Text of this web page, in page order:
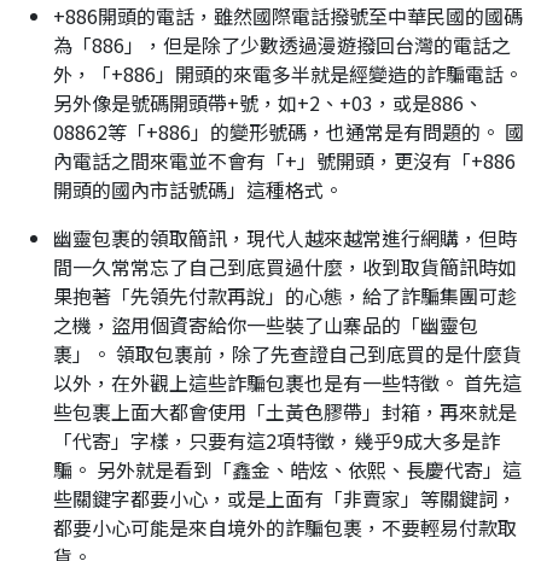
+886開頭的電話，雖然國際電話撥號至中華民國的國碼
為「886」，但是除了少數透過漫遊撥回台灣的電話之
外，「+886」開頭的來電多半就是經變造的詐騙電話。
另外像是號碼開頭帶+號，如+2、+03，或是886、
08862等「+886」的變形號碼，也通常是有問題的。 國
內電話之間來電並不會有「+」號開頭，更沒有「+886
開頭的國內市話號碼」這種格式。
幽靈包裹的領取簡訊，現代人越來越常進行網購，但時
間一久常常忘了自己到底買過什麼，收到取貨簡訊時如
果抱著「先領先付款再說」的心態，給了詐騙集團可趁
之機，盜用個資寄給你一些裝了山寨品的「幽靈包
裹」。 領取包裹前，除了先查證自己到底買的是什麼貨
以外，在外觀上這些詐騙包裹也是有一些特徵。 首先這
些包裹上面大都會使用「土黃色膠帶」封箱，再來就是
「代寄」字樣，只要有這2項特徵，幾乎9成大多是詐
騙。 另外就是看到「鑫金、皓炫、依熙、長慶代寄」這
些關鍵字都要小心，或是上面有「非賣家」等關鍵詞，
都要小心可能是來自境外的詐騙包裹，不要輕易付款取